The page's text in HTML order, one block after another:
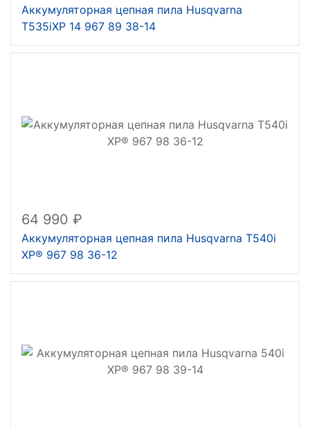
Аккумуляторная цепная пила Husqvarna
T535iXP 14 967 89 38-14
64 990
Аккумуляторная цепная пила Husqvarna T540i
XP® 967 98 36-12